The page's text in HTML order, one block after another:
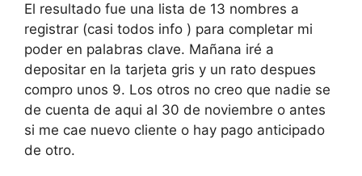
El resultado fue una lista de 13 nombres a
registrar (casi todos info ) para completar mi
poder en palabras clave. Mañana iré a
depositar en la tarjeta gris y un rato despues
compro unos 9. Los otros no creo que nadie se
de cuenta de aqui al 30 de noviembre o antes
si me cae nuevo cliente o hay pago anticipado
de otro.